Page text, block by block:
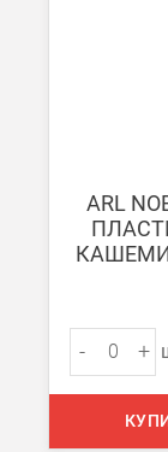
ARL
КАШЕМИР
- +